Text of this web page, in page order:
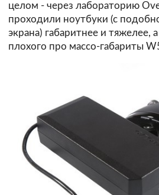
целом - через лабораторию
проходили ноутбуки (с
экрана) габаритнее и тяжелее,
плохого про массо-габариты